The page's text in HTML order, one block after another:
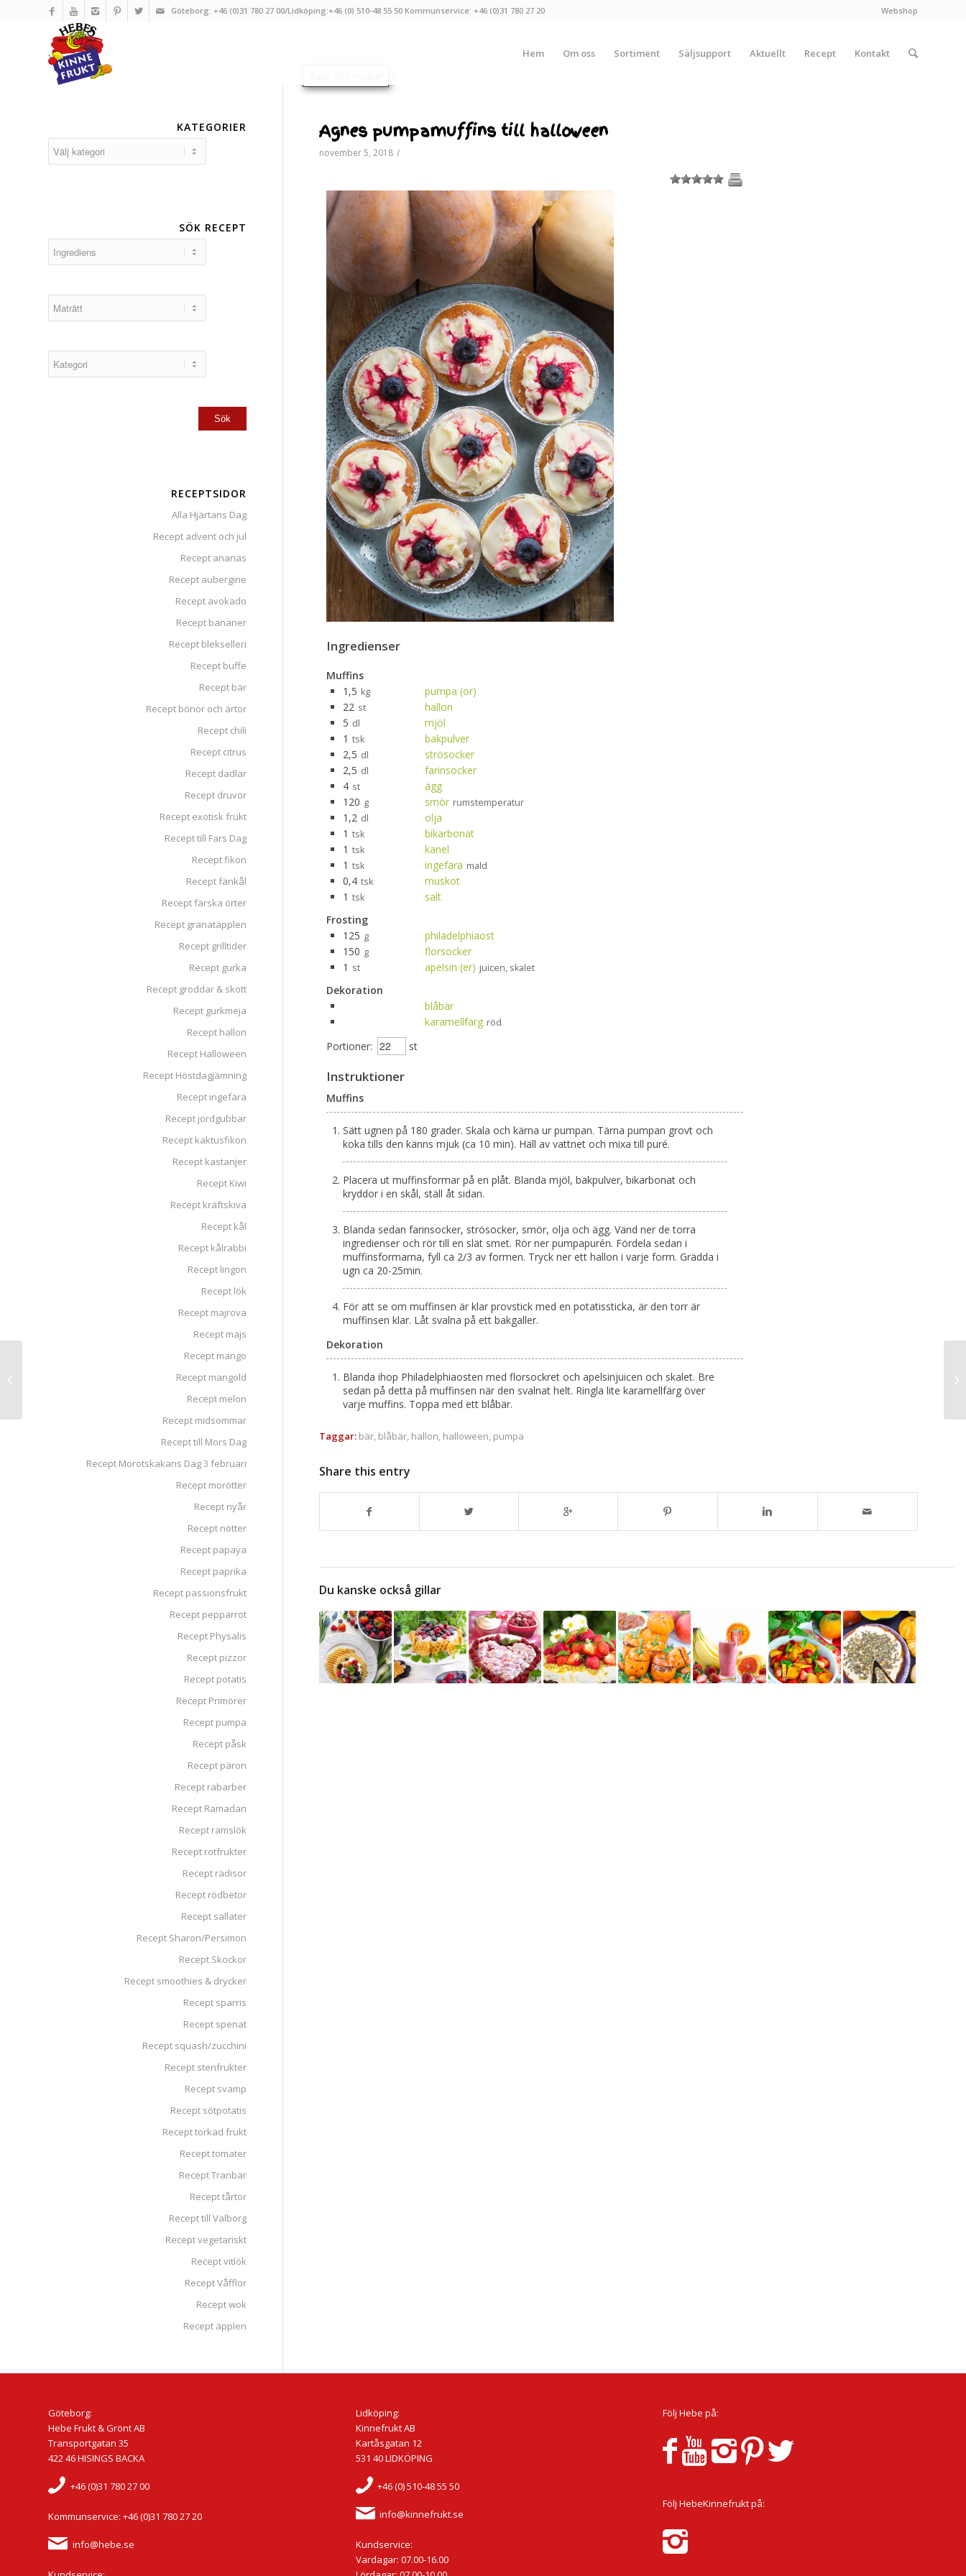
Webshop
Göteborg: +46 (0)31 780 27 00/Lidköping:+46 (0) 510-48 55 50 Kommunservice: +46 (0)31 780 27 20
Hem Om oss Sortiment Säljsupport Aktuellt Recept Kontakt
Agnes pumpamuffins till halloween
november 5, 2018 /
1 2 3 4 5
Ingredienser
Muffins
1,5 kg
pumpa (or)
22 st
hallon
5 dl
mjöl
1 tsk
bakpulver
2,5 dl
strösocker
2,5 dl
farinsocker
4 st
ägg
120 g smör rumstemperatur
1,2 dl
olja
1 tsk
bikarbonat
1 tsk
kanel
1 tsk ingefära mald
0,4 tsk
muskot
1 tsk
salt
Frosting
125 g
philadelphiaost
150 g
florsocker
1 st apelsin (er) juicen, skalet
Dekoration
blåbär
karamellfärg röd
Portioner: st
Instruktioner
Muffins
Sätt ugnen på 180 grader. Skala och kärna ur pumpan. Tärna pumpan grovt och
koka tills den känns mjuk (ca 10 min). Häll av vattnet och mixa till puré.
Placera ut muffinsformar på en plåt. Blanda mjöl, bakpulver, bikarbonat och
kryddor i en skål, ställ åt sidan.
Blanda sedan farinsocker, strösocker, smör, olja och ägg. Vänd ner de torra
ingredienser och rör till en slät smet. Rör ner pumpapurén. Fördela sedan i
muffinsformarna, fyll ca 2/3 av formen. Tryck ner ett hallon i varje form. Grädda i
ugn ca 20-25min.
För att se om muffinsen är klar provstick med en potatissticka, är den torr är
muffinsen klar. Låt svalna på ett bakgaller.
Dekoration
Blanda ihop Philadelphiaosten med florsockret och apelsinjuicen och skalet. Bre
sedan på detta på muffinsen när den svalnat helt. Ringla lite karamellfärg över
varje muffins. Toppa med ett blåbär.
Taggar: bär, blåbär, hallon, halloween, pumpa
Share this entry
Du kanske också gillar
KATEGORIER
SÖK RECEPT
RECEPTSIDOR
Alla Hjärtans Dag
Recept advent och jul
Recept ananas
Recept aubergine
Recept avokado
Recept bananer
Recept blekselleri
Recept buffe
Recept bär
Recept bönor och ärtor
Recept chili
Recept citrus
Recept dadlar
Recept druvor
Recept exotisk frukt
Recept till Fars Dag
Recept fikon
Recept fänkål
Recept färska örter
Recept granatäpplen
Recept grilltider
Recept gurka
Recept groddar & skott
Recept gurkmeja
Recept hallon
Recept Halloween
Recept Höstdagjämning
Recept ingefära
Recept jordgubbar
Recept kaktusfikon
Recept kastanjer
Recept Kiwi
Recept kräftskiva
Recept kål
Recept kålrabbi
Recept lingon
Recept lök
Recept majrova
Recept majs
Recept mango
Recept mangold
Recept melon
Recept midsommar
Recept till Mors Dag
Recept Morotskakans Dag 3 februari
Recept morötter
Recept nyår
Recept nötter
Recept papaya
Recept paprika
Recept passionsfrukt
Recept pepparrot
Recept Physalis
Recept pizzor
Recept potatis
Recept Primörer
Recept pumpa
Recept påsk
Recept päron
Recept rabarber
Recept Ramadan
Recept ramslök
Recept rotfrukter
Recept rädisor
Recept rödbetor
Recept sallater
Recept Sharon/Persimon
Recept Skockor
Recept smoothies & drycker
Recept sparris
Recept spenat
Recept squash/zucchini
Recept stenfrukter
Recept svamp
Recept sötpotatis
Recept torkad frukt
Recept tomater
Recept Tranbär
Recept tårtor
Recept till Valborg
Recept vegetariskt
Recept vitlök
Recept Våfflor
Recept wok
Recept äpplen
Göteborg:
Hebe Frukt & Grönt AB
Transportgatan 35
422 46 HISINGS BACKA
+46 (0)31 780 27 00
Kommunservice: +46 (0)31 780 27 20
info@hebe.se
Lidköping:
Kinnefrukt AB
Kartåsgatan 12
531 40 LIDKÖPING
+46 (0) 510-48 55 50
info@kinnefrukt.se
Kundservice:
Vardagar: 07.00-16.00
Följ Hebe på:
Följ HebeKinnefrukt på: